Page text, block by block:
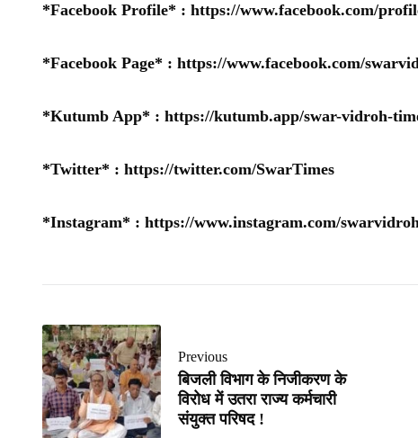
*Facebook Profile* : https://www.facebook.com/
*Facebook Page* : https://www.facebook.com/
*Kutumb App* : https://kutumb.app/swar-vidroh-
*Twitter* : https://twitter.com/SwarTimes
*Instagram* : https://www.instagram.com/
Previous
बिजली विभाग के निजीकरण के
विरोध में उतरा राज्य कर्मचारी
संयुक्त परिषद !